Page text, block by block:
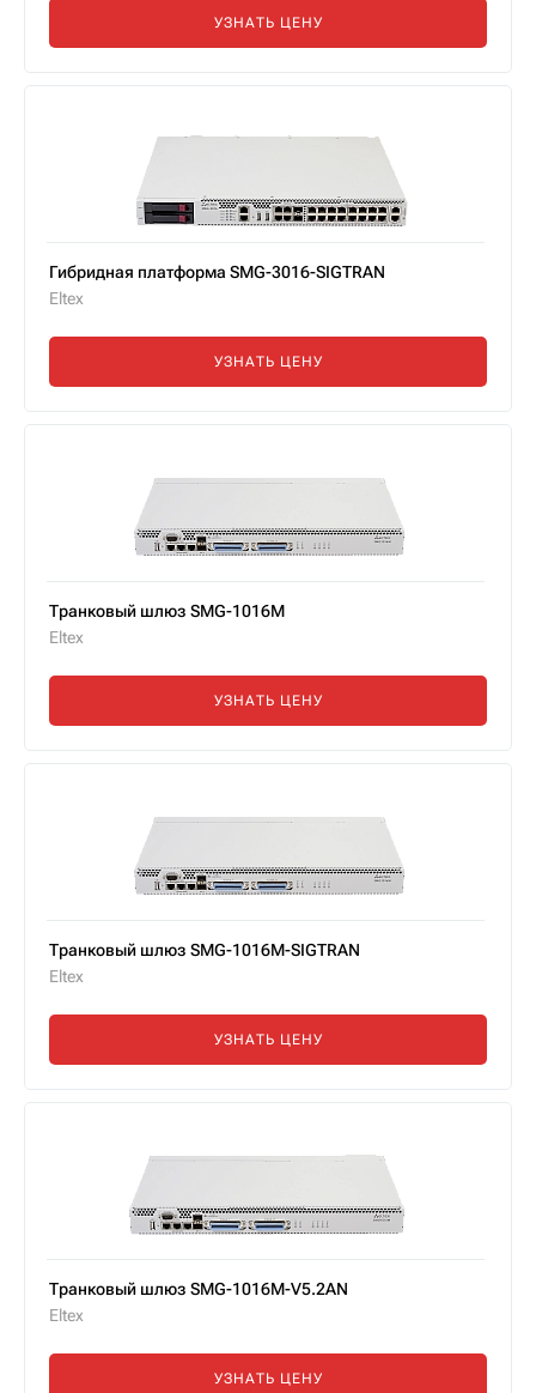
УЗНАТЬ ЦЕНУ
Гибридная платформа SMG-3016-SIGTRAN
Eltex
УЗНАТЬ ЦЕНУ
Транковый шлюз SMG-1016M
Eltex
УЗНАТЬ ЦЕНУ
Транковый шлюз SMG-1016M-SIGTRAN
Eltex
УЗНАТЬ ЦЕНУ
Транковый шлюз SMG-1016M-V5.2AN
Eltex
УЗНАТЬ ЦЕНУ